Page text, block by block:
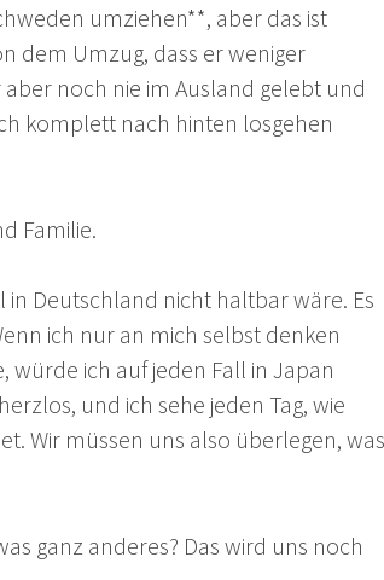
umziehen**, aber das ist
dem Umzug, dass er weniger
noch nie im Ausland gelebt und
komplett nach hinten losgehen
Familie.
in Deutschland nicht haltbar wäre. Es
ich nur an mich selbst denken
ich auf jeden Fall in Japan
und ich sehe jeden Tag, wie
Wir müssen uns also überlegen, was
ganz anderes? Das wird uns noch